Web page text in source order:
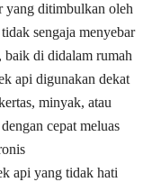
yang ditimbulkan oleh
sengaja menyebar
baik di didalam rumah
api digunakan dekat
minyak, atau
cepat meluas
api yang tidak hati